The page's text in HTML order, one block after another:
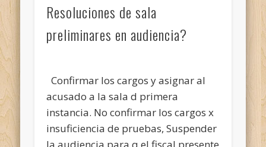
Resoluciones de sala
preliminares en audiencia?
Confirmar los cargos y asignar al
acusado a la sala d primera
instancia. No confirmar los cargos x
insuficiencia de pruebas, Suspender
la audiencia para q el fiscal presente